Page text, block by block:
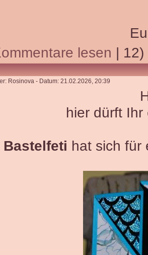
lesen | 12)
Rosinova - Datum: 21.02.2026, 20:39
hier dürft
Bastelfeti hat sich für